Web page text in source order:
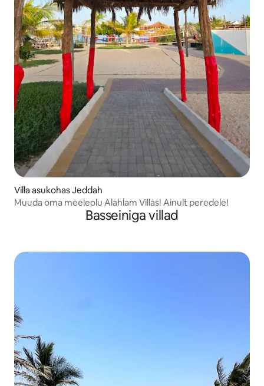
Villa asukohas Jeddah
Muuda oma meeleolu Alahlam Villas! Ainult peredele!
Basseiniga villad